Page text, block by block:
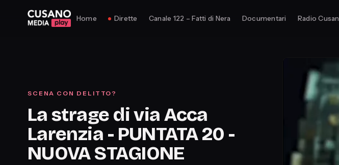
Home Dirette Canale 122 – Fatti di Nera Documentari Radio
SCENA CON DELITTO?
La strage di via Acca
Larenzia - PUNTATA 20 -
NUOVA STAGIONE